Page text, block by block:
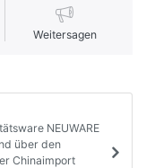
Weitersagen
NEUWARE
über den
Chinaimport